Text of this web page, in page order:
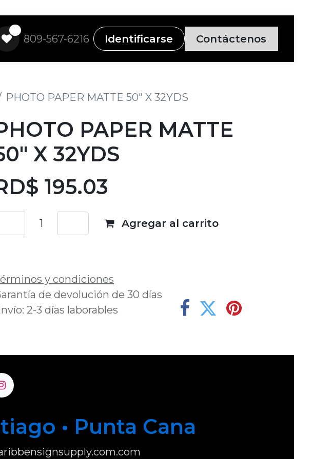
809-567-6216 Identificarse Contáctenos
PHOTO PAPER MATTE 50" X 32YDS
PAPER MATTE
X 32YDS
195.03
Agregar al carrito
y condiciones
de devolución de 30 días
2-3 días laborables
• Punta Cana